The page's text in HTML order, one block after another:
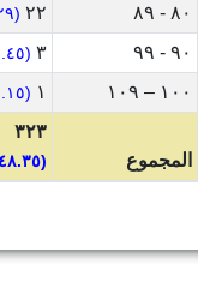
٨٠ - ٨٩ ٢٢ (٣.٢٩%)
٩٠ - ٩٩ ٣ (٠.٤٥%)
١٠٠ – ١٠٩ ١ (٠.١٥%)
المجموع
٣٢٣
(٤٨.٣٥%)